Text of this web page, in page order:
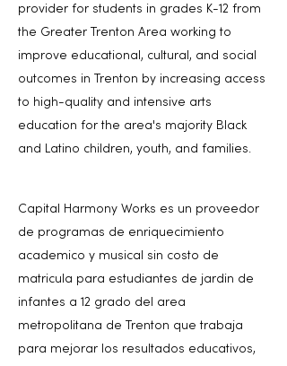
provider for students in grades K-12 from
the Greater Trenton Area working to
improve educational, cultural, and social
outcomes in Trenton by increasing access
to high-quality and intensive arts
education for the area's majority Black
and Latino children, youth, and families.
Capital Harmony Works es un proveedor
de programas de enriquecimiento
academico y musical sin costo de
matricula para estudiantes de jardin de
infantes a 12 grado del area
metropolitana de Trenton que trabaja
para mejorar los resultados educativos,